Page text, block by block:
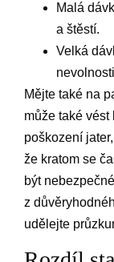
Malá
a štěstí.
Velká
Mějte také na
může také
poškození
že kratom se
být
z
udělejte